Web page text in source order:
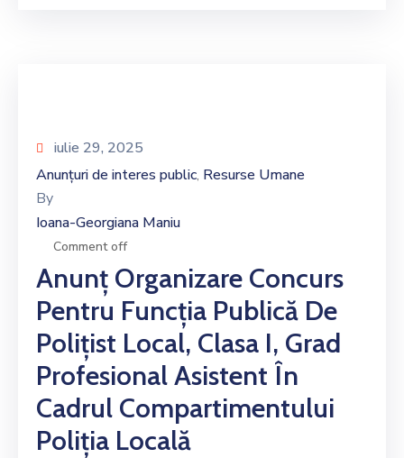
iulie 29, 2025
Anunțuri de interes public‚ Resurse Umane
By
Ioana-Georgiana Maniu
Comment off
Anunț Organizare Concurs
Pentru Funcția Publică De
Polițist Local, Clasa I, Grad
Profesional Asistent În
Cadrul Compartimentului
Poliția Locală